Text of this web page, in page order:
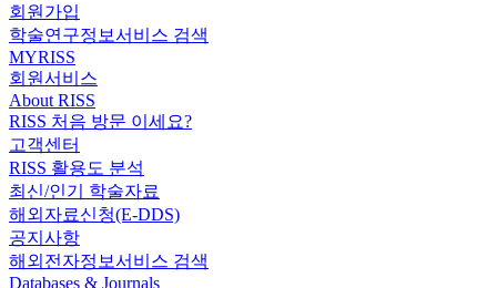
회원가입
학술연구정보서비스 검색
MYRISS
회원서비스
About RISS
RISS 처음 방문 이세요?
고객센터
RISS 활용도 분석
최신/인기 학술자료
해외자료신청(E-DDS)
공지사항
해외전자정보서비스 검색
Databases & Journals